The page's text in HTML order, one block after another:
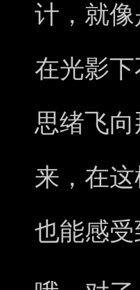
计，就
在光影
思绪飞
来，在
也能感